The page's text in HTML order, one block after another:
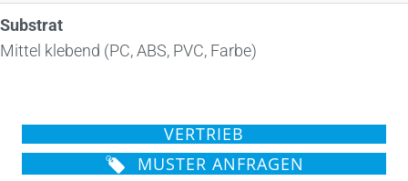
Substrat
Mittel klebend (PC, ABS, PVC, Farbe)
VERTRIEB
MUSTER ANFRAGEN